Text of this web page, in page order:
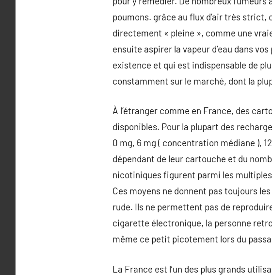
poumons. grâce au flux d’air très strict,
directement « pleine », comme une
ensuite aspirer la vapeur d’eau dans
existence et qui est indispensable de
constamment sur le marché, dont la
À l’étranger comme en France, des
disponibles. Pour la plupart des
0 mg, 6 mg ( concentration médiane ),
dépendant de leur cartouche et du
nicotiniques figurent parmi les
Ces moyens ne donnent pas toujours
rude. Ils ne permettent pas de
cigarette électronique, la personne
même ce petit picotement lors du
La France est l’un des plus grands